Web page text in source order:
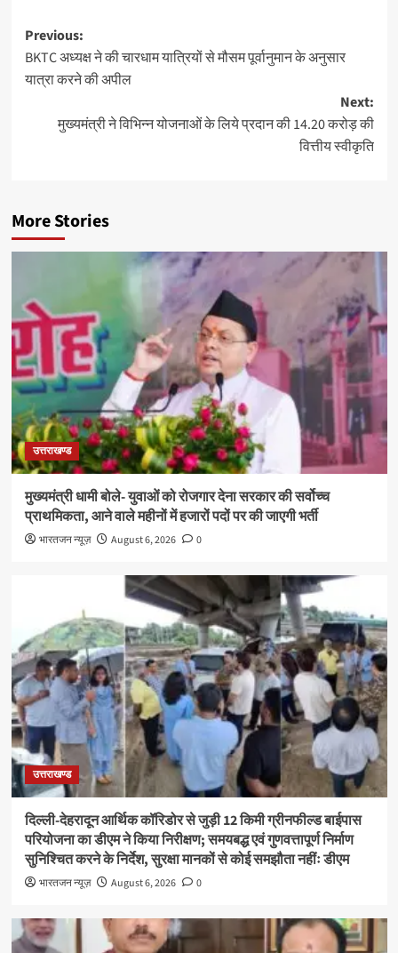
Post
navigation
Previous:
BKTC अध्यक्ष ने की चारधाम यात्रियों से मौसम पूर्वानुमान के अनुसार
यात्रा करने की अपील
Next:
मुख्यमंत्री ने विभिन्न योजनाओं के लिये प्रदान की 14.20 करोड़ की
वित्तीय स्वीकृति
More Stories
उत्तराखण्ड
मुख्यमंत्री धामी बोले- युवाओं को रोजगार देना सरकार की सर्वोच्च
प्राथमिकता, आने वाले महीनों में हजारों पदों पर की जाएगी भर्ती
भारतजन न्यूज़ August 6, 2026 0
उत्तराखण्ड
दिल्ली-देहरादून आर्थिक कॉरिडोर से जुड़ी 12 किमी ग्रीनफील्ड बाईपास
परियोजना का डीएम ने किया निरीक्षण; समयबद्ध एवं गुणवत्तापूर्ण निर्माण
सुनिश्चित करने के निर्देश, सुरक्षा मानकों से कोई समझौता नहींः डीएम
भारतजन न्यूज़ August 6, 2026 0